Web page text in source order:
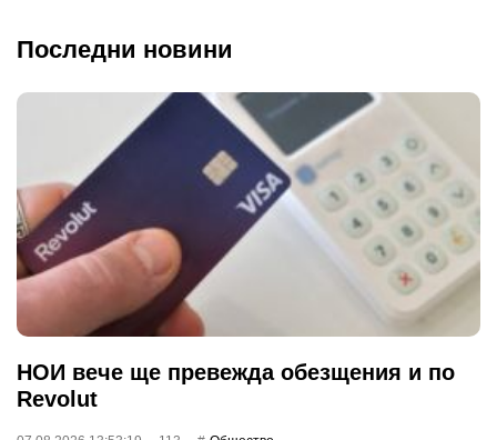
Последни новини
НОИ вече ще превежда обезщения и по
Revolut